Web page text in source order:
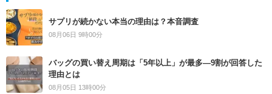
サプリが続かない本当の理由は？本音調査
08月06日 9時00分
バッグの買い替え周期は「5年以上」が最多―9割が回答した
理由とは
08月05日 13時00分